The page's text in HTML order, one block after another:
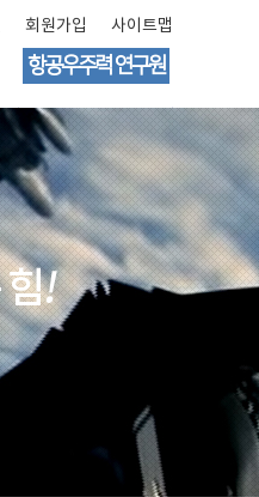
회원가입 사이트맵
항공우주력 연구원
연구원 소개
연구활동
학술지